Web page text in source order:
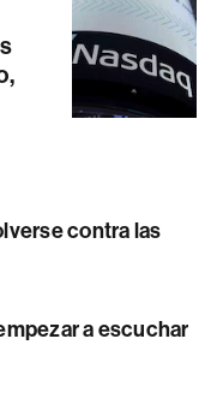
contra las
a escuchar